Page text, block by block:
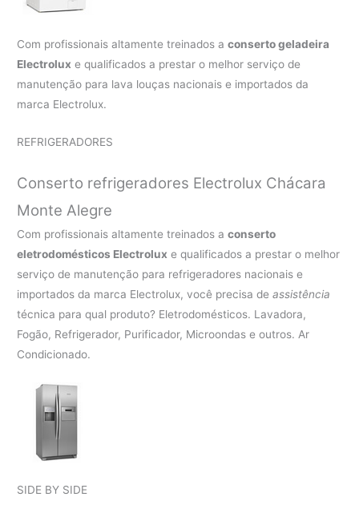
Com profissionais altamente treinados aconserto geladeira
Electrolux e qualificados a prestar o melhor serviço de
manutenção para lava louças nacionais e importados da
marca Electrolux.
REFRIGERADORES
Conserto refrigeradores Electrolux Chácara
Monte Alegre
Com profissionais altamente treinados aconserto
eletrodomésticos Electrolux e qualificados a prestar o melhor
serviço de manutenção para refrigeradores nacionais e
importados da marca Electrolux, você precisa deassistência
técnica para qual produto? Eletrodomésticos. Lavadora,
Fogão, Refrigerador, Purificador, Microondas e outros. Ar
Condicionado.
SIDE BY SIDE